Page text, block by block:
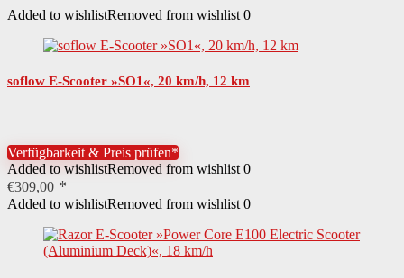
Added to wishlistRemoved from wishlist 0
soflow E-Scooter »SO1«, 20 km/h, 12 km
Verfügbarkeit & Preis prüfen*
Added to wishlistRemoved from wishlist 0
€309,00
Added to wishlistRemoved from wishlist 0